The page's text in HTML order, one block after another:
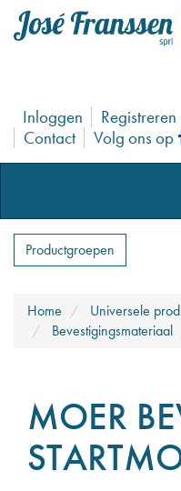
Inloggen Registreren
Contact
Volg ons op
Productgroepen
Home
Universele
Bevestigingsmateriaal
MOER